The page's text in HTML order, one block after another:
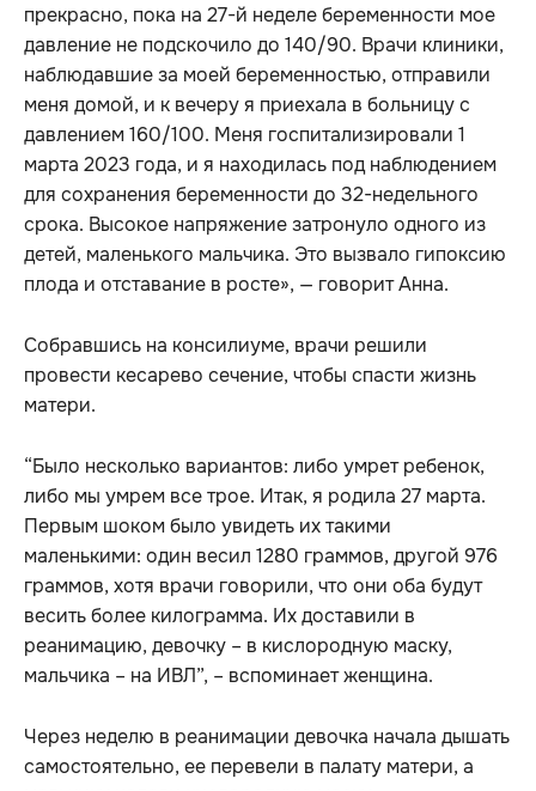
прекрасно, пока на 27-й неделе беременности мое
давление не подскочило до 140/90. Врачи клиники,
наблюдавшие за моей беременностью, отправили
меня домой, и к вечеру я приехала в больницу с
давлением 160/100. Меня госпитализировали 1
марта 2023 года, и я находилась под наблюдением
для сохранения беременности до 32-недельного
срока. Высокое напряжение затронуло одного из
детей, маленького мальчика. Это вызвало гипоксию
плода и отставание в росте», — говорит Анна.
Собравшись на консилиуме, врачи решили
провести кесарево сечение, чтобы спасти жизнь
матери.
“Было несколько вариантов: либо умрет ребенок,
либо мы умрем все трое. Итак, я родила 27 марта.
Первым шоком было увидеть их такими
маленькими: один весил 1280 граммов, другой 976
граммов, хотя врачи говорили, что они оба будут
весить более килограмма. Их доставили в
реанимацию, девочку – в кислородную маску,
мальчика – на ИВЛ”, – вспоминает женщина.
Через неделю в реанимации девочка начала дышать
самостоятельно, ее перевели в палату матери, а